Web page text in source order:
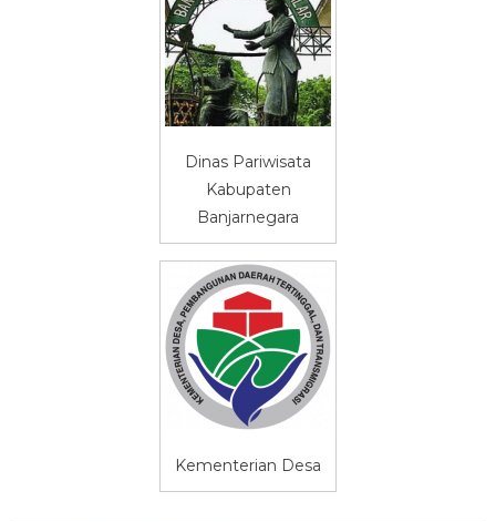
Dinas Pariwisata
Kabupaten
Banjarnegara
Kementerian Desa